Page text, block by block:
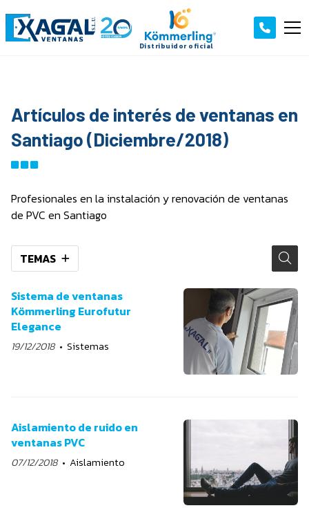
Artículos de interés de ventanas en
Santiago (Diciembre/2018)
Profesionales en la instalación y renovación de ventanas
de PVC en Santiago
TEMAS
Sistema de ventanas
Kömmerling Eurofutur
Elegance
19/12/2018 Sistemas
Aislamiento de ruido en
ventanas PVC
07/12/2018 Aislamiento